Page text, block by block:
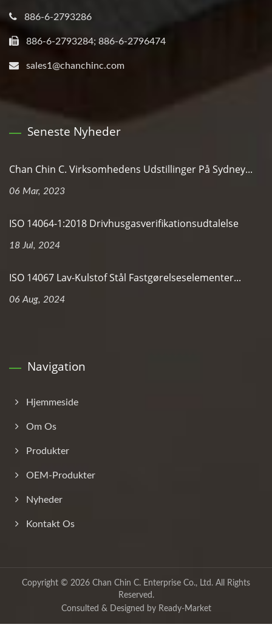
886-6-2793286
886-6-2793284; 886-6-2796474
sales1@chanchinc.com
Seneste Nyheder
Chan Chin C. Virksomhedens Udstillinger På Sydney...
06 Mar, 2023
ISO 14064-1:2018 Drivhusgasverifikationsudtalelse
18 Jul, 2024
ISO 14067 Lav-Kulstof Stål Fastgørelseselementer...
06 Aug, 2024
Navigation
Hjemmeside
Om Os
Produkter
OEM-Produkter
Nyheder
Kontakt Os
Copyright © 2026 Chan Chin C. Enterprise Co., Ltd. All Rights
Reserved.
Consulted & Designed by Ready-Market